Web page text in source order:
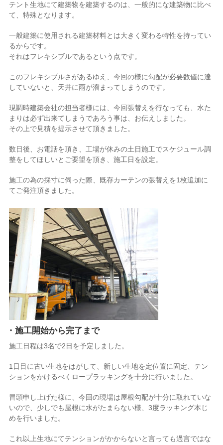
テント生地にて建築物を建築するのは、一般的にな建築物に比べ
て、特殊となります。
一般建築に使用される建築材料とは大きく変わる特性を持ってい
るからです。
それはフレキシブルであるという点です。
このフレキシブルさがあるゆえ、今回の様に勾配が必要数値に達
していないと、天井に雨が溜まってしまうのです。
現調時建築会社の担当者様には、今回張替えを行なっても、水た
まりは必ず出来てしまうであろう事は、お伝えしました。
その上で見積を提示させて頂きました。
数日後、お電話を頂き、工場が休みの土日施工でスケジュール調
整をしてほしいとご要望を頂き、施工日を設定。
施工の為の採寸に伺った際、既存カーテンの張替えを1枚追加に
てご発注頂きました。
・施工開始から完了まで
施工日程は3名で2日を予定しました。
1日目に古い生地をはがして、新しい生地を定位置に固定、テン
ションをかけるべくロープラッキングを十分に行いました。
冒頭申し上げた様に、今回の現場は屋根勾配が十分に取れていな
いので、少しでも屋根に水がたまらない様、3度ラッキング本じ
めを行いました。
これ以上生地にてテンションがかからないと言っても過言ではな